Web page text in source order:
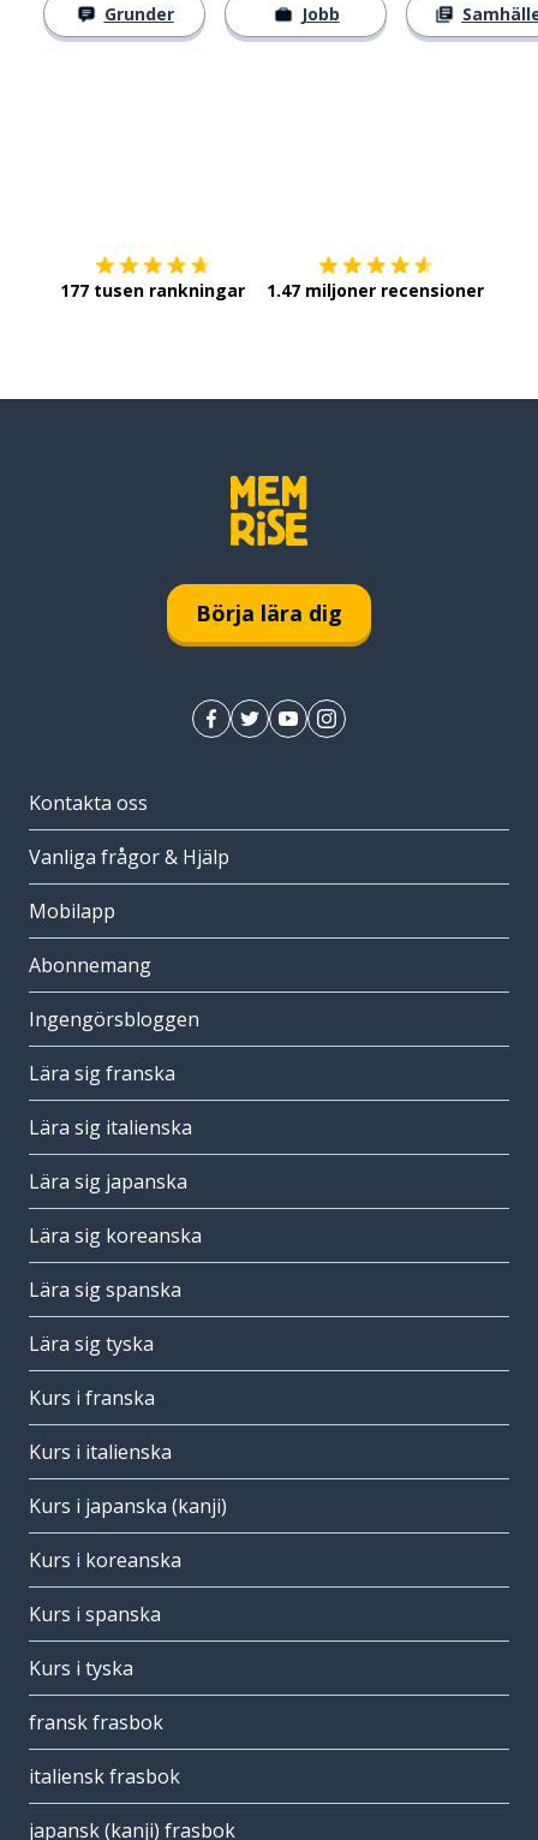
Grunder Jobb
177 tusen rankningar 1.47 miljoner recensioner
Börja lära dig
Kontakta oss
Vanliga frågor & Hjälp
Mobilapp
Abonnemang
Ingengörsbloggen
Lära sig franska
Lära sig italienska
Lära sig japanska
Lära sig koreanska
Lära sig spanska
Lära sig tyska
Kurs i franska
Kurs i italienska
Kurs i japanska (kanji)
Kurs i koreanska
Kurs i spanska
Kurs i tyska
fransk frasbok
italiensk frasbok
japansk (kanji) frasbok